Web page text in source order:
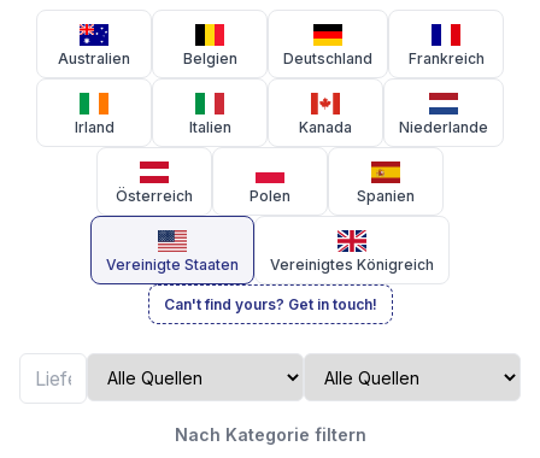
Australien Belgien Deutschland Frankreich
Irland Italien Kanada Niederlande
Österreich Polen Spanien
Vereinigte Staaten Vereinigtes Königreich
Can't find yours? Get in touch!
Nach Kategorie filtern